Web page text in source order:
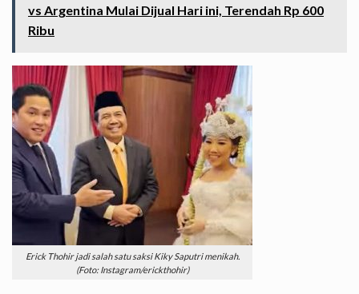
vs Argentina Mulai Dijual Hari ini, Terendah Rp 600
Ribu
Erick Thohir jadi salah satu saksi Kiky Saputri menikah.
(Foto: Instagram/erickthohir)